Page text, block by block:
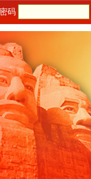
密码